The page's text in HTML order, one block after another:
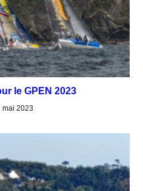
le GPEN 2023
mai 2023